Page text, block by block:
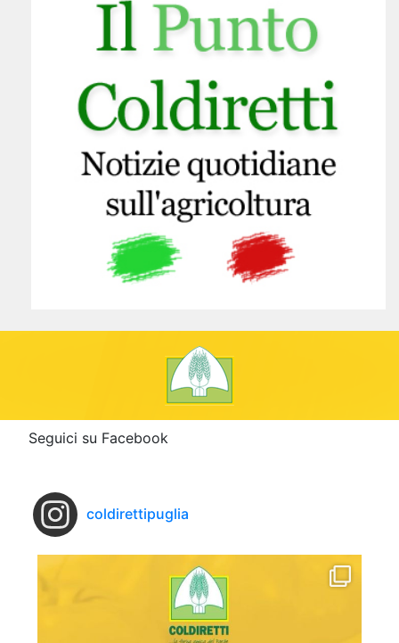
Seguici su Facebook
coldirettipuglia